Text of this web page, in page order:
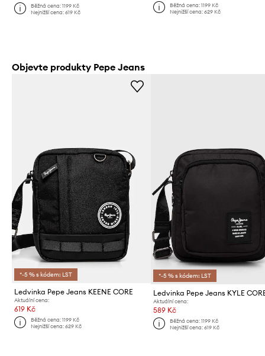
Běžná cena:1199 Kč
Nejnižší cena:619 Kč
Běžná cena: 1199 Kč
Nejnižší cena: 629 Kč
Objevte produkty Pepe Jeans
*-5 % s kódem: LST
Ledvinka Pepe Jeans KEENE CORE
Aktuální cena:
619 Kč
Běžná cena:1199 Kč
Nejnižší cena:629 Kč
*-5 % s kódem: LST
Ledvinka Pepe Jeans KYLE
Aktuální cena:
589 Kč
Běžná cena: 1199 Kč
Nejnižší cena: 619 Kč